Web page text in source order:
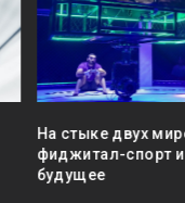
На стыке двух
фиджитал-спорт
будущее